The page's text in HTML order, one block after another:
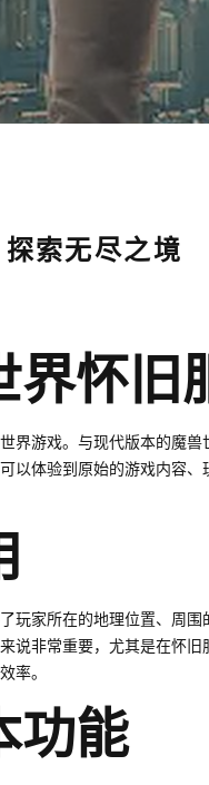
索无尽之境
界怀旧
界游戏。与现代版本的魔
以体验到原始的游戏内容
玩家所在的地理位置、周
说非常重要，尤其是在怀
率。
功能